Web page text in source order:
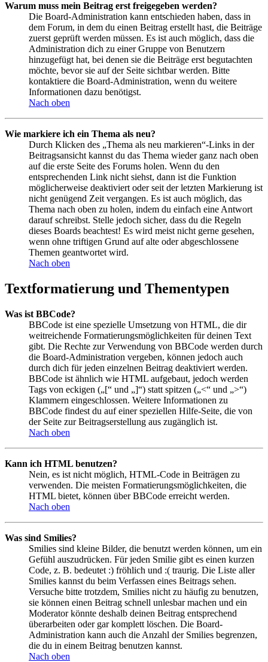
Warum muss mein Beitrag erst freigegeben werden?
Die Board-Administration kann entschieden haben, dass in
dem Forum, in dem du einen Beitrag erstellt hast, die Beiträge
zuerst geprüft werden müssen. Es ist auch möglich, dass die
Administration dich zu einer Gruppe von Benutzern
hinzugefügt hat, bei denen sie die Beiträge erst begutachten
möchte, bevor sie auf der Seite sichtbar werden. Bitte
kontaktiere die Board-Administration, wenn du weitere
Informationen dazu benötigst.
Nach oben
Wie markiere ich ein Thema als neu?
Durch Klicken des „Thema als neu markieren“-Links in der
Beitragsansicht kannst du das Thema wieder ganz nach oben
auf die erste Seite des Forums holen. Wenn du den
entsprechenden Link nicht siehst, dann ist die Funktion
möglicherweise deaktiviert oder seit der letzten Markierung ist
nicht genügend Zeit vergangen. Es ist auch möglich, das
Thema nach oben zu holen, indem du einfach eine Antwort
darauf schreibst. Stelle jedoch sicher, dass du die Regeln
dieses Boards beachtest! Es wird meist nicht gerne gesehen,
wenn ohne triftigen Grund auf alte oder abgeschlossene
Themen geantwortet wird.
Nach oben
Textformatierung und Thementypen
Was ist BBCode?
BBCode ist eine spezielle Umsetzung von HTML, die dir
weitreichende Formatierungsmöglichkeiten für deinen Text
gibt. Die Rechte zur Verwendung von BBCode werden durch
die Board-Administration vergeben, können jedoch auch
durch dich für jeden einzelnen Beitrag deaktiviert werden.
BBCode ist ähnlich wie HTML aufgebaut, jedoch werden
Tags von eckigen („[“ und „]“) statt spitzen („<“ und „>“)
Klammern eingeschlossen. Weitere Informationen zu
BBCode findest du auf einer speziellen Hilfe-Seite, die von
der Seite zur Beitragserstellung aus zugänglich ist.
Nach oben
Kann ich HTML benutzen?
Nein, es ist nicht möglich, HTML-Code in Beiträgen zu
verwenden. Die meisten Formatierungsmöglichkeiten, die
HTML bietet, können über BBCode erreicht werden.
Nach oben
Was sind Smilies?
Smilies sind kleine Bilder, die benutzt werden können, um ein
Gefühl auszudrücken. Für jeden Smilie gibt es einen kurzen
Code, z. B. bedeutet :) fröhlich und :( traurig. Die Liste aller
Smilies kannst du beim Verfassen eines Beitrags sehen.
Versuche bitte trotzdem, Smilies nicht zu häufig zu benutzen,
sie können einen Beitrag schnell unlesbar machen und ein
Moderator könnte deshalb deinen Beitrag entsprechend
überarbeiten oder gar komplett löschen. Die Board-
Administration kann auch die Anzahl der Smilies begrenzen,
die du in einem Beitrag benutzen kannst.
Nach oben